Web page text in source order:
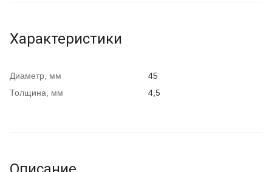
Характеристики
Диаметр, мм
45
Толщина, мм
4,5